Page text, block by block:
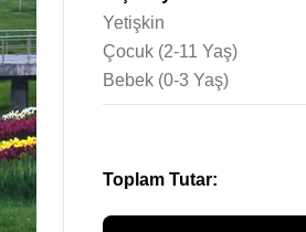
Yetişkin
Çocuk (2-11 Yaş)
Bebek (0-3 Yaş)
Toplam Tutar: